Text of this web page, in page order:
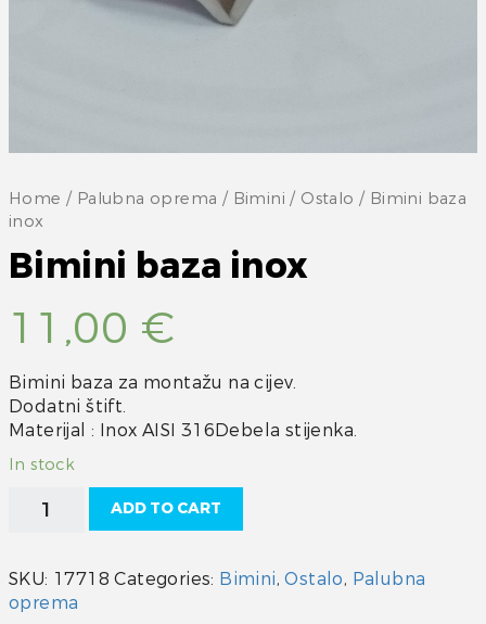
Home / Palubna oprema / Bimini / Ostalo / Bimini baza
inox
Bimini baza inox
11,00 €
Bimini baza za montažu na cijev.
Dodatni štift.
Materijal : Inox AISI 316Debela stijenka.
In stock
Bimini
baza
quantity
ADD TO CART
SKU: 17718 Categories: Bimini,Ostalo, Palubna
oprema